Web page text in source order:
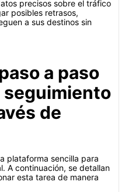
precisos sobre el tráfico
posibles retrasos,
a sus destinos sin
a paso
seguimiento
de
plataforma sencilla para
A continuación, se detallan
esta tarea de manera